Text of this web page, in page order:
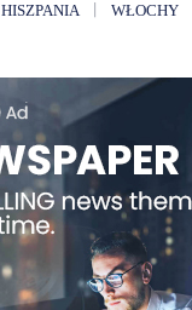
HISZPANIA WŁOCHY